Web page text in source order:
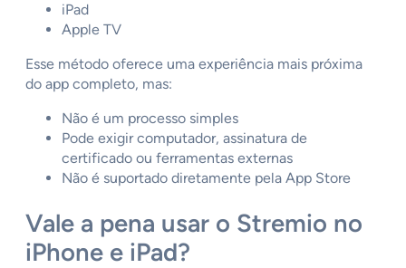
iPad
Apple TV
Esse método oferece uma experiência mais próxima
do app completo, mas:
Não é um processo simples
Pode exigir computador, assinatura de
certificado ou ferramentas externas
Não é suportado diretamente pela App Store
Vale a pena usar o Stremio no
iPhone e iPad?